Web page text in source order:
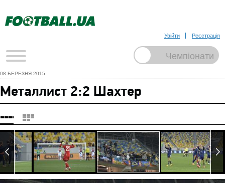
Увійти Реєстрація
08 БЕРЕЗНЯ 2015
Металлист 2:2 Шахтер